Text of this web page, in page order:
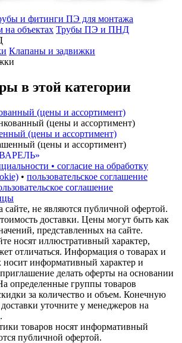
и фитинги ПЭ для монтажа
объектах Трубы ПЭ и ПНД
Клапаны и задвижки
в этой категории
(цены и ассортимент)
(цены и ассортимент)
• согласие на обработку
• пользовательское соглашение
соглашение
не являются публичной офертой.
доставки. Цены могут быть как
представленных на сайте.
носят иллюстративный характер,
отличаться. Информация о товарах и
носит информативный характер и
делать оферты на основании
определенные группы товаров
за количество и объем. Конечную
уточните у менеджеров на
.
товаров носят информативный
публичной офертой.